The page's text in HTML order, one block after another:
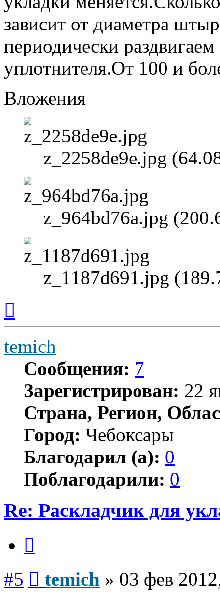
зависит от диаметра
периодически
уплотнителя.От 100 и
Вложения
z_2258de9e.jpg
z_964bd76a.jpg
z_1187d691.jpg
началу
temich
Сообщения: 7
Зарегистрирован: 22
Страна, Регион,
Город: Чебоксары
Благодарил (а): 0
Поблагодарили: 0
Re: Раскладчик для
#5 temich » 03 фев